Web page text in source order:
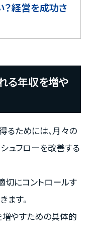
？経営を成功さ
る年収を増や
るためには、月々の
ュフローを改善する
切にコントロールす
ます。
増やすための具体的